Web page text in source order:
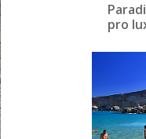
pro